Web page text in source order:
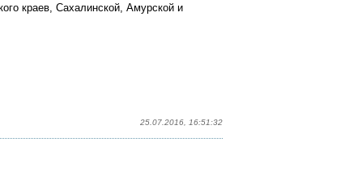
краев, Сахалинской, Амурской и
25.07.2016, 16:51:32